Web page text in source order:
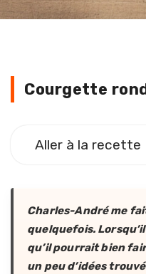
Courgette
Courgette
Aller à la recette
Charles-André me
quelquefois.
qu’il pourrait bien
un peu d’idées